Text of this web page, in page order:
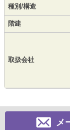
種別/構造
階建
取扱会社
メ